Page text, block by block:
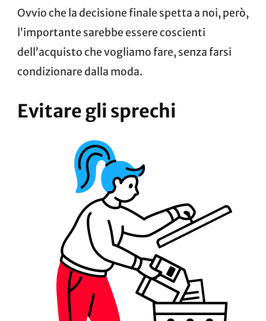
Ovvio che la decisione finale spetta a noi, però,
l’importante sarebbe essere coscienti
dell’acquisto che vogliamo fare, senza farsi
condizionare dalla moda.
Evitare gli sprechi